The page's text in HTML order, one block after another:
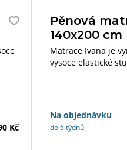
Kč
Pěnová
140x200 cm
Matrace Ivana je
vysoce elastické
matrace je 16 cm.
Na objednávku
do 6 týdnů